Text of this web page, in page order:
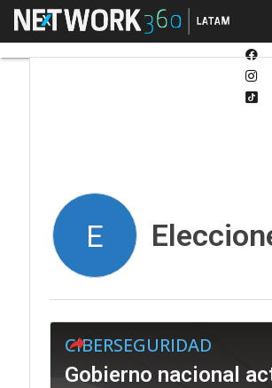
Menú
E
CIBERSEGURIDAD
Gobierno nacional